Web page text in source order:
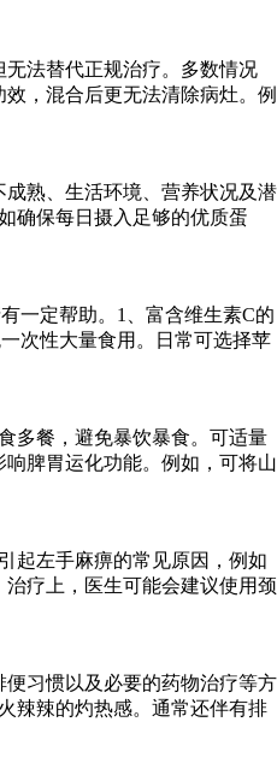
法替代正规治疗。多数情况
，混合后更无法清除病灶。例
熟、生活环境、营养状况及潜
确保每日摄入足够的优质蛋
一定帮助。1、富含维生素C的
次性大量食用。日常可选择苹
多餐，避免暴饮暴食。可适量
脾胃运化功能。例如，可将山
起左手麻痹的常见原因，例如
疗上，医生可能会建议使用颈
习惯以及必要的药物治疗等方
辣辣的灼热感。通常还伴有排